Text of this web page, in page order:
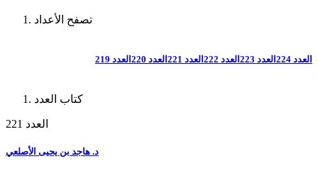
تصفح الأعداد
العدد 224 العدد 223 العدد 222 العدد 221 العدد 220 العدد 219
كتاب العدد
العدد 221
د. هاجد بن يحيى الأصلعي